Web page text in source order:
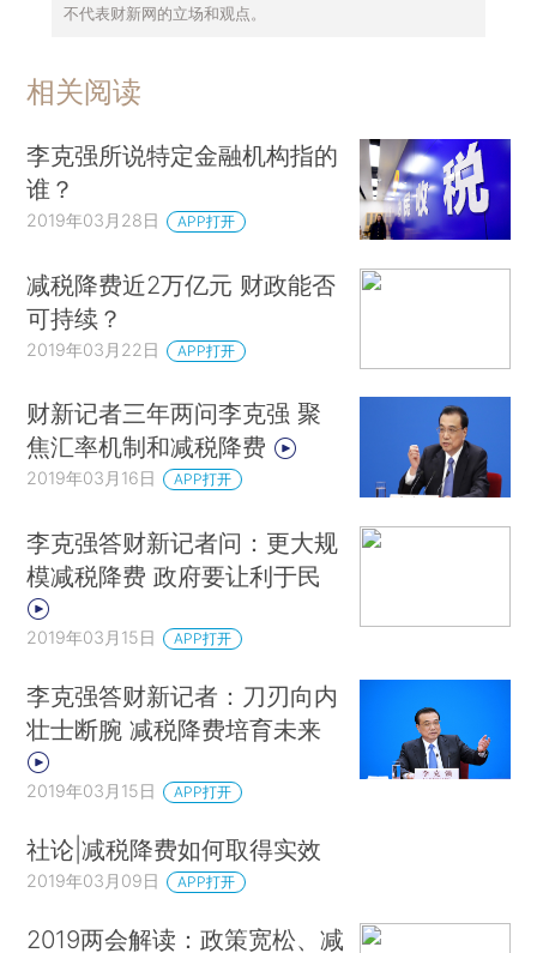
不代表财新网的立场和观点。
相关阅读
李克强所说特定金融机构指的
谁？
2019年03月28日 APP打开
减税降费近2万亿元 财政能否
可持续？
2019年03月22日 APP打开
财新记者三年两问李克强 聚
焦汇率机制和减税降费
2019年03月16日 APP打开
李克强答财新记者问：更大规
模减税降费 政府要让利于民
2019年03月15日 APP打开
李克强答财新记者：刀刃向内
壮士断腕 减税降费培育未来
2019年03月15日 APP打开
社论|减税降费如何取得实效
2019年03月09日 APP打开
2019两会解读：政策宽松、减